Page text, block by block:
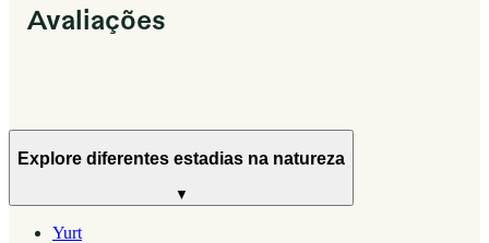
Avaliações
Explore diferentes estadias na natureza
▼
Yurt